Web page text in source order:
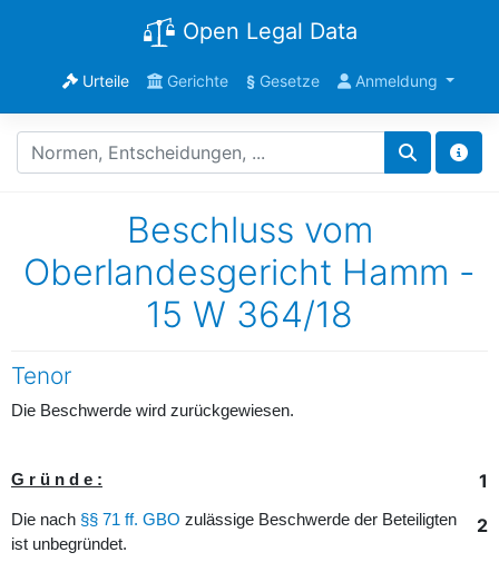
Open Legal Data
Urteile Gerichte §Gesetze Anmeldung
Beschluss vom
Oberlandesgericht Hamm -
15 W 364/18
Tenor
Die Beschwerde wird zurückgewiesen.
1
G r ü n d e :
2
Die nach §§ 71 ff. GBO zulässige Beschwerde der Beteiligten
ist unbegründet.